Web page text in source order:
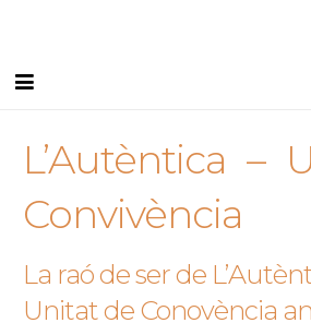
Equip Humà
Serveis
Instal·lacions
Blog
L’Autèntica –
Convivència
La raó de ser de
Unitat de Conovència